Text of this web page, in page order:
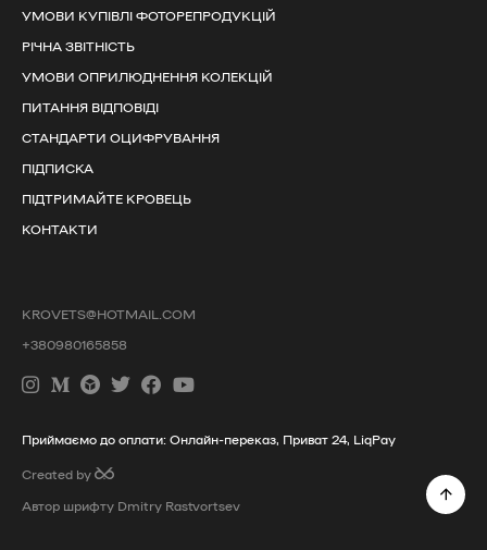
УМОВИ КУПІВЛІ ФОТОРЕПРОДУКЦІЙ
РІЧНА ЗВІТНІСТЬ
УМОВИ ОПРИЛЮДНЕННЯ КОЛЕКЦІЙ
ПИТАННЯ ВІДПОВІДІ
СТАНДАРТИ ОЦИФРУВАННЯ
ПІДПИСКА
ПІДТРИМАЙТЕ КРОВЕЦЬ
КОНТАКТИ
KROVETS@HOTMAIL.COM
+380980165858
Приймаємо до оплати: Онлайн-переказ, Приват 24, LiqPay
Created by
Автор шрифту Dmitry Rastvortsev